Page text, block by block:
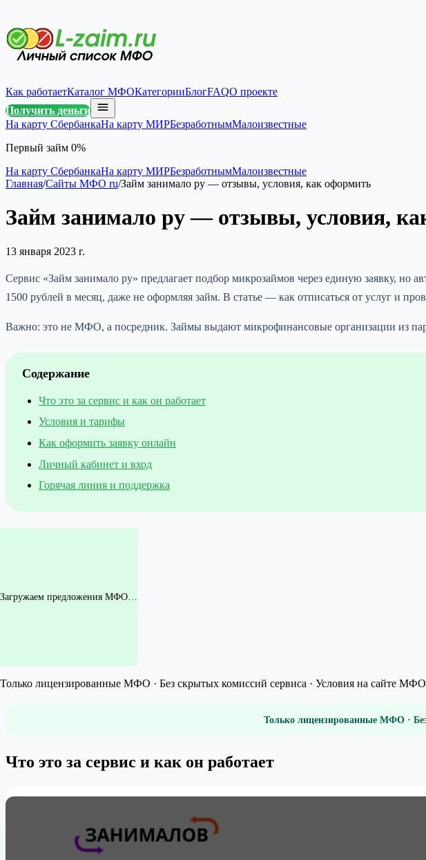
Как работаетКаталог МФОКатегорииБлогFAQО проекте
Получить деньги
На карту СбербанкаНа карту МИРБезработнымМалоизвестные
Первый займ 0%
На карту СбербанкаНа карту МИРБезработнымМалоизвестные
Главная/Сайты МФО ru/Займ занимало ру — отзывы, условия, как оформить
Займ занимало ру — отзывы, условия,
13 января 2023 г.
Сервис «Займ занимало ру» предлагает подбор микрозаймов через единую заявку, но
1500 рублей в месяц, даже не оформляя займ. В статье — как отписаться от услуг и
Важно: это не МФО, а посредник. Займы выдают микрофинансовые организации из
Содержание
Что это за сервис и как он работает
Условия и тарифы
Как оформить заявку онлайн
Личный кабинет и вход
Горячая линия и поддержка
Загружаем предложения МФО…
Только лицензированные МФО · Без скрытых комиссий сервиса · Условия на сайте МФО
Только лицензированные МФО ·
Что это за сервис и как он работает